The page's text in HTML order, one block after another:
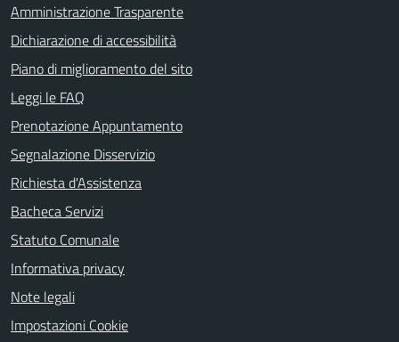
Amministrazione Trasparente
Dichiarazione di accessibilità
Piano di miglioramento del sito
Leggi le FAQ
Prenotazione Appuntamento
Segnalazione Disservizio
Richiesta d'Assistenza
Bacheca Servizi
Statuto Comunale
Informativa privacy
Note legali
Impostazioni Cookie